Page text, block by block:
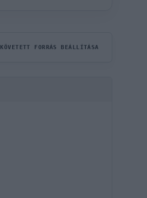
KÖVETETT FORRÁS BEÁLLÍTÁSA